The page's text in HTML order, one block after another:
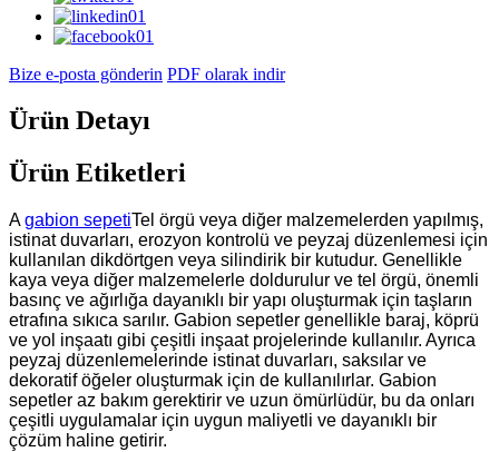
Bize e-posta gönderin PDF olarak indir
Ürün Detayı
Ürün Etiketleri
Agabion sepetiTel örgü veya diğer malzemelerden yapılmış,
istinat duvarları, erozyon kontrolü ve peyzaj düzenlemesi için
kullanılan dikdörtgen veya silindirik bir kutudur. Genellikle
kaya veya diğer malzemelerle doldurulur ve tel örgü, önemli
basınç ve ağırlığa dayanıklı bir yapı oluşturmak için taşların
etrafına sıkıca sarılır. Gabion sepetler genellikle baraj, köprü
ve yol inşaatı gibi çeşitli inşaat projelerinde kullanılır. Ayrıca
peyzaj düzenlemelerinde istinat duvarları, saksılar ve
dekoratif öğeler oluşturmak için de kullanılırlar. Gabion
sepetler az bakım gerektirir ve uzun ömürlüdür, bu da onları
çeşitli uygulamalar için uygun maliyetli ve dayanıklı bir
çözüm haline getirir.